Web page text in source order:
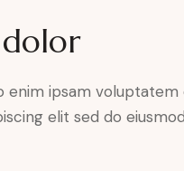
enim ipsam
elit sed do